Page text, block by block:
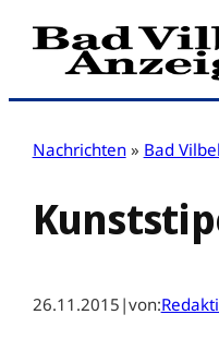
Zum
Inhalt
Nachrichten » Bad Vilbel
26.11.2015 |von: